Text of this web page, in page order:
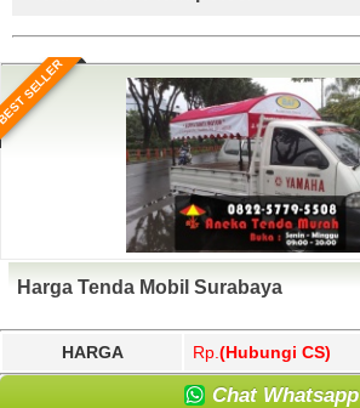
SELLER
Harga Tenda Mobil Surabaya
HARGA Rp. (Hubungi CS)
Chat Whatsapp